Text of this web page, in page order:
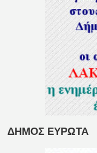
ΔΗΜΟΣ ΕΥΡΩΤΑ